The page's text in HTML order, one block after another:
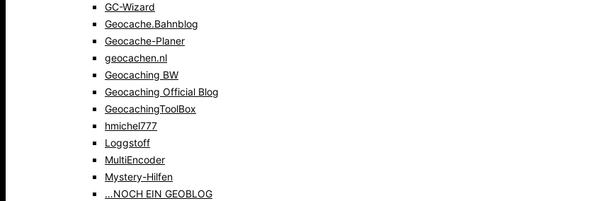
GC-Wizard
Geocache.Bahnblog
Geocache-Planer
geocachen.nl
Geocaching BW
Geocaching Official Blog
GeocachingToolBox
hmichel777
Loggstoff
MultiEncoder
Mystery-Hilfen
…NOCH EIN GEOBLOG